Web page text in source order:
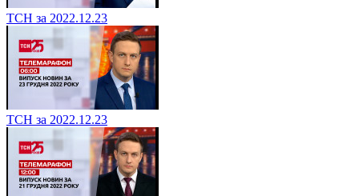
ТСН за 2022.12.23
ТСН за 2022.12.23